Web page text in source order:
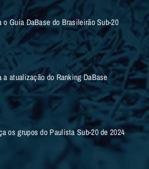
o Guia DaBase do Brasileirão Sub-20
a atualização do Ranking DaBase
os grupos do Paulista Sub-20 de 2024